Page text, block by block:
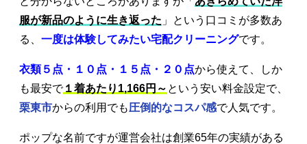
服が新品のように生き返った 」という口コミが多数あ
る、 一度は体験してみたい宅配クリーニングです。
衣類５点・１０点・１５点・２０点から使えて、しか
も最安で１着あたり1,166円～ という安い料金設定で、
栗東市からの利用でも圧倒的なコスパ感で人気です。
ポップな名前ですが運営会社は創業65年の実績がある